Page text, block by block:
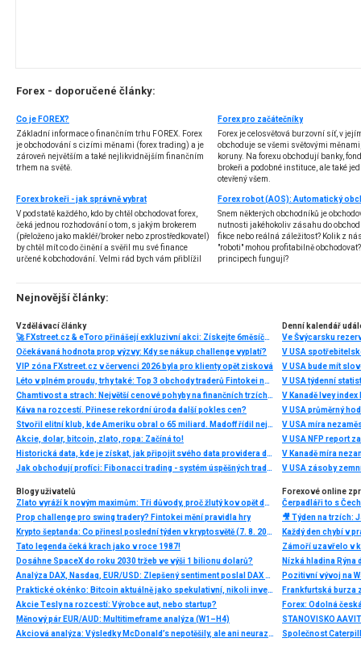
Forex - doporučené články:
Co je FOREX?
Základní informace o finančním trhu FOREX. Forex
je obchodování s cizími měnami (forex trading) a je
zároveň největším a také nejlikvidnějším finančním
trhem na světě.
Forex pro začátečníky
Forex je celosvětová burzovní síť, v
obchoduje se všemi světovými
koruny. Na forexu obchodují banky,
brokeři a podobné instituce, ale také
otevřený všem.
Forex brokeři - jak správně vybrat
V podstatě každého, kdo by chtěl obchodovat forex,
čeká jednou rozhodování o tom, s jakým brokerem
(přeloženo jako makléř/broker nebo zprostředkovatel)
by chtěl mít co do činění a svěřil mu své finance
určené k obchodování. Velmi rád bych vám přiblížil
několik příkladů nejznámějších z nich.
Snem některých obchodníků je
nutnosti jakéhokoliv zásahu do
fikce nebo reálná záležitost? Kolik z
"roboti" mohou profitabilně
principech fungují?
Nejnovější články:
Vzdělávací články
🚀 FXstreet.cz & eToro přinášejí exkluzivní akci: Získejte 6měsíční členství ve VIP zóně ZDARMA
Očekávaná hodnota prop výzvy: Kdy se nákup challenge vyplatí?
VIP zóna FXstreet.cz v červenci 2026 byla pro klienty opět zisková
Léto v plném proudu, trhy také: Top 3 obchody traderů Fintokei na indexech a zlatě
Chamtivost a strach: Největší cenové pohyby na finančních trzích (červenec 2026)
Káva na rozcestí. Přinese rekordní úroda další pokles cen?
Stvořil elitní klub, kde Ameriku obral o 65 miliard. Madoff řídil největší Ponzi dějin
Akcie, dolar, bitcoin, zlato, ropa: Začíná to!
Historická data, kde je získat, jak připojit svého data providera do MultiCharts a proč je budeme potřebovat? (4. díl)
Jak obchodují profíci: Fibonacci trading - systém úspěšných traderů
Denní kalendář
Ve Švýcarsku
V USA
V USA bude mít
V USA týdenní
V Kanadě Ivey index
V USA průměrný
V USA míra
V USA NFP report
V Kanadě míra
V USA zásoby
Blogy uživatelů
Zlato vyráží k novým maximům: Tři důvody, proč žlutý kov opět dominuje
Prop challenge pro swing tradery? Fintokei mění pravidla hry
Krypto šeptanda: Co přinesl poslední týden v kryptosvětě (7. 8. 2026)
Tato legenda čeká krach jako v roce 1987!
Dosáhne SpaceX do roku 2030 tržeb ve výši 1 bilionu dolarů?
Analýza DAX, Nasdaq, EUR/USD: Zlepšený sentiment poslal DAX na nová maxima
Praktické okénko: Bitcoin aktuálně jako spekulativní, nikoli investiční aktivum
Akcie Tesly na rozcestí: Výrobce aut, nebo startup?
Měnový pár EUR/AUD: Multitimeframe analýza (W1–H4)
Akciová analýza: Výsledky McDonald’s nepotěšily, ale ani neurazily. Jakou vizi společnost prezentovala?
Forexové online
Nízká hladina
Pozitivní vývoj na
Frankfurtská burza